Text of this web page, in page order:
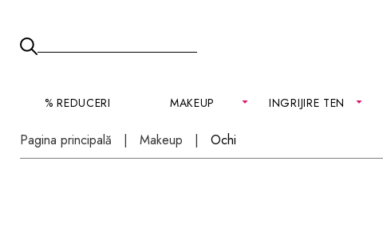
% REDUCERI MAKEUP INGRIJIRE TEN
Pagina principală Makeup Ochi